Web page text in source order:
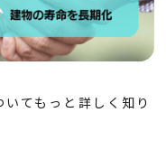
てもっと詳しく知り